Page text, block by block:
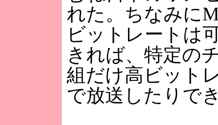
れた。ちなみに
ビットレートは
きれば、特定の
組だけ高ビット
で放送したりで